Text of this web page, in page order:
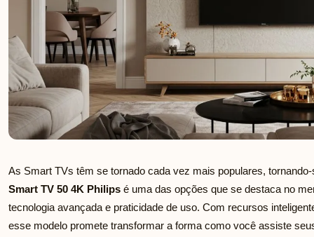
As Smart TVs têm se tornado cada vez mais populares,
Smart TV 50 4K Philips é uma das opções que se destaca no
tecnologia avançada e praticidade de uso. Com recursos
esse modelo promete transformar a forma como você assiste